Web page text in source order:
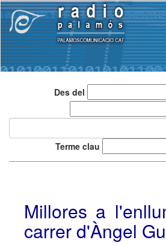
Des del
Terme clau
Millores a
carrer d'Àngel